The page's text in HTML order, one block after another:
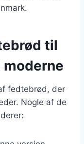
til
fedtebrød, der
Nogle af de